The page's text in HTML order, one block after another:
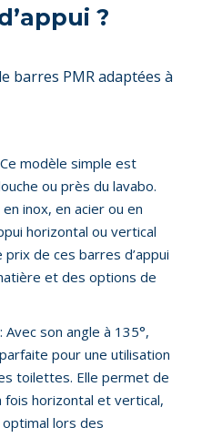
?
barres PMR adaptées à
modèle simple est
ou près du lavabo.
inox, en acier ou en
horizontal ou vertical
de ces barres d’appui
et des options de
: Avec son angle à 135°,
pour une utilisation
toilettes. Elle permet de
fois horizontal et vertical,
lors des